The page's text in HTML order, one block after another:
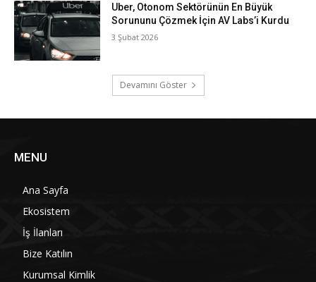
Uber, Otonom Sektörünün En Büyük
Sorununu Çözmek İçin AV Labs’i Kurdu
3 Şubat 2026
Devamını Göster
MENU
Ana Sayfa
Ekosistem
İş İlanları
Bize Katılın
Kurumsal Kimlik